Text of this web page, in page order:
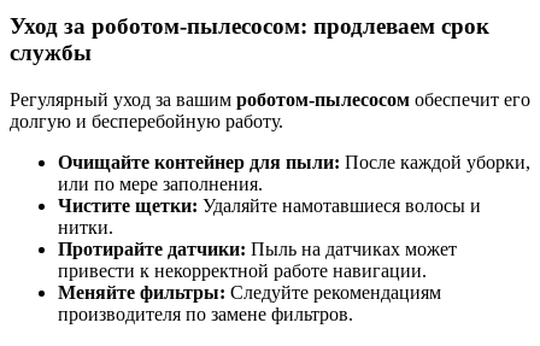
Уход за роботом-пылесосом: продлеваем срок
службы
Регулярный уход за вашим роботом-пылесосом обеспечит его
долгую и бесперебойную работу.
Очищайте контейнер для пыли: После каждой уборки,
или по мере заполнения.
Чистите щетки: Удаляйте намотавшиеся волосы и
нитки.
Протирайте датчики: Пыль на датчиках может
привести к некорректной работе навигации.
Меняйте фильтры: Следуйте рекомендациям
производителя по замене фильтров.